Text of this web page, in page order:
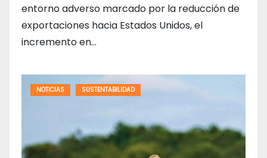
entorno adverso marcado por la reducción de
exportaciones hacia Estados Unidos, el
incremento en…
NOTICIAS SUSTENTABILIDAD